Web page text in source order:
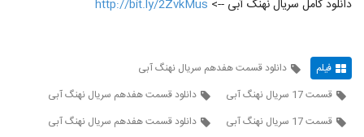
دانلود کامل سریال نهنگ آبی --> http://bit.ly/2ZvkMus
فیلم
دانلود قسمت هفدهم سریال نهنگ آبی
قسمت 17 سریال نهنگ آبی
دانلود قسمت هفدهم سریال نهنگ آبی
قسمت 17 سریال نهنگ آبی
دانلود قسمت هفدهم سریال نهنگ آبی